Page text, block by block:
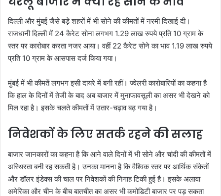
दिल्ली और मुंबई जैसे बड़े शहरों में भी सोने की कीमतों में नरमी दिखाई दी।
राजधानी दिल्ली में 24 कैरेट सोना लगभग 1.29 लाख रुपये प्रति 10 ग्राम के
स्तर पर कारोबार करता नजर आया। वहीं 22 कैरेट सोने का भाव 1.19 लाख रुपये
प्रति 10 ग्राम के आसपास दर्ज किया गया।
मुंबई में भी कीमतें लगभग इसी दायरे में बनी रहीं। ज्वेलरी कारोबारियों का कहना है
कि हाल के दिनों में तेजी के बाद अब बाजार में मुनाफावसूली का असर भी देखने को
मिल रहा है। इसके चलते कीमतों में उतार-चढ़ाव बढ़ गया है।
निवेशकों के लिए सतर्क रहने की सलाह
बाजार जानकारों का कहना है कि आने वाले दिनों में भी सोने और चांदी की कीमतों में
अस्थिरता बनी रह सकती है। उनका मानना है कि वैश्विक स्तर पर आर्थिक संकेतों
और डॉलर इंडेक्स की चाल पर निवेशकों की निगाह टिकी हुई है। इसके अलावा
अमेरिका और चीन के बीच बातचीत का असर भी कमोडिटी बाजार पर पड़ सकता